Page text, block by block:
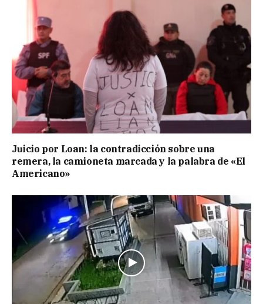
Juicio por Loan: la contradicción sobre una
remera, la camioneta marcada y la palabra de «El
Americano»